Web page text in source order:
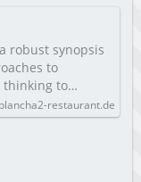
robust synopsis
to
thinking to…
plancha2-restaurant.de